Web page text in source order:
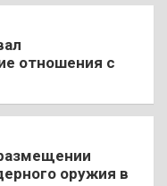
отношения с
оружия в